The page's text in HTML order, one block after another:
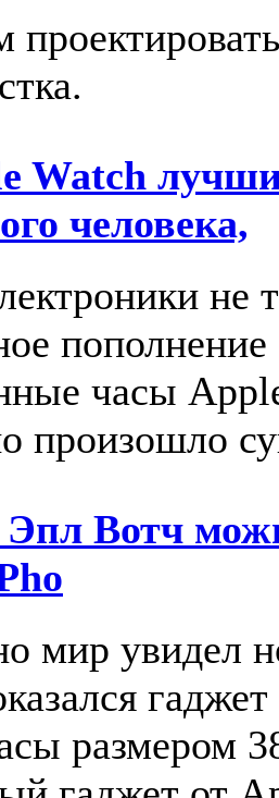
Watch
человека,
не
часы
произошло
Эпл Вотч
мир увидел
размером